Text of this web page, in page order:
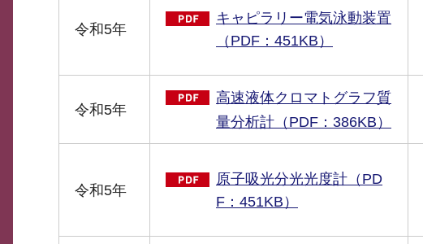
令和5年
キャピラリー電気泳動装置
（PDF：451KB）
令和5年
高速液体クロマトグラフ質
量分析計（PDF：386KB）
令和5年
原子吸光分光光度計（PD
F：451KB）